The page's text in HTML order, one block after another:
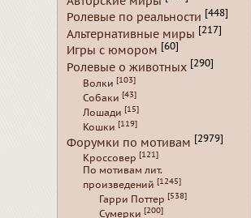
Ролевые по реальности [448]
Альтернативные миры [217]
Игры с юмором [60]
Ролевые о животных [290]
Волки [103]
Собаки [43]
Лошади [15]
Кошки [119]
Форумки по мотивам [2979]
Кроссовер [121]
По мотивам лит.
произведений [1245]
Гарри Поттер [538]
Сумерки [200]